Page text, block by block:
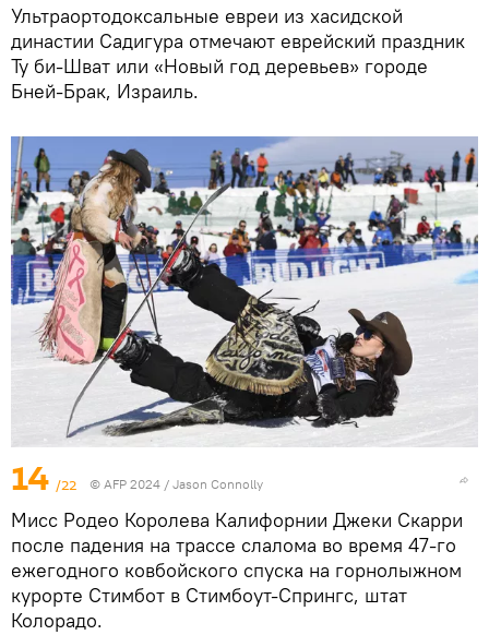
Ультраортодоксальные евреи из хасидской
династии Садигура отмечают еврейский праздник
Ту би-Шват или «Новый год деревьев» городе
Бней-Брак, Израиль.
14 /22 © AFP 2024 / Jason Connolly
Мисс Родео Королева Калифорнии Джеки Скарри
после падения на трассе слалома во время 47-го
ежегодного ковбойского спуска на горнолыжном
курорте Стимбот в Стимбоут-Спрингс, штат
Колорадо.